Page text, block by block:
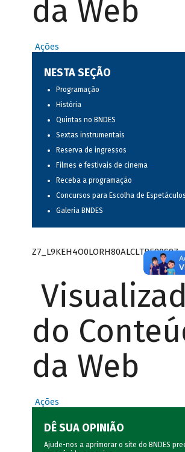
da Web
Ações
NESTA SEÇÃO
Programação
História
Quintas no BNDES
Sextas instrumentais
Reserva de ingressos
Filmes e festivais de cinema
Receba a programação
Concursos para Escolha de
Galeria BNDES
Z7_L9KEH4O0LORH80ALCLTPF80S97
do
da Web
Ações
DÊ SUA OPINIÃO
Ajude-nos a aprimorar o site do BNDES